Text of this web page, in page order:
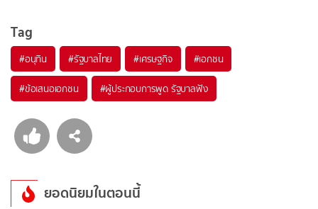
Tag
#อนุทิน #รัฐบาลไทย #เศรษฐกิจ #เอกชน
#ข้อเสนอเอกชน #ผู้ประกอบการพูด รัฐบาลฟัง
ยอดนิยมในตอนนี้